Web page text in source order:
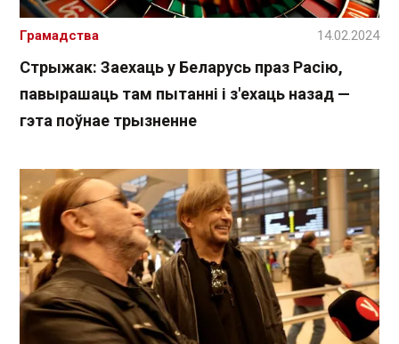
Стрыжак: Заехаць у Беларусь праз Расію,
павырашаць там пытанні і з'ехаць назад —
гэта поўнае трызненне
Грамадства 14.02.2024